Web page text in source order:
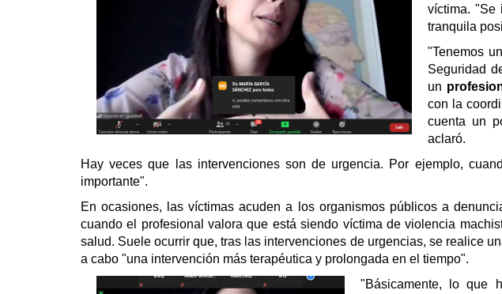
víctima. "Se
tranquila
"Tenemos
Seguridad
un
con la
cuenta un
aclaró.
Hay veces que las intervenciones son de urgencia. Por ejemplo,
importante".
En ocasiones, las víctimas acuden a los organismos públicos a
cuando el profesional valora que está siendo víctima de violencia
salud. Suele ocurrir que, tras las intervenciones de urgencias, se realice
a cabo "una intervención más terapéutica y prolongada en el tiempo".
"Básicamente, lo que